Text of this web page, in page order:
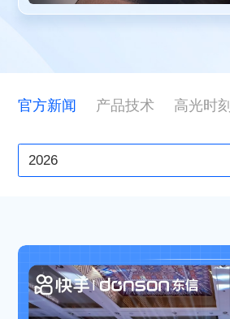
关于东信
联系东信
官方新闻 产品技术 高光时刻
2026